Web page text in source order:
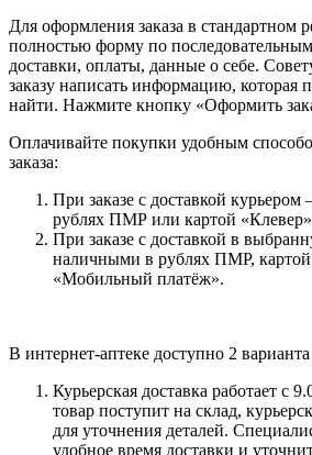
Для оформления заказа в стандартном
полностью форму по
доставки, оплаты, данные о себе.
заказу написать информацию, которая
найти. Нажмите кнопку «Оформить
Оплачивайте покупки удобным
заказа:
При заказе с доставкой
рублях ПМР или картой
При заказе с доставкой в
наличными в рублях ПМР, картой
«Мобильный платёж».
В интернет-аптеке доступно 2
Курьерская доставка работает с
товар поступит на склад,
для уточнения деталей.
удобное время доставки и